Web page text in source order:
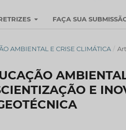
FAÇA SUA
AMBIENTAL E CRISE CLIMÁTICA /
E